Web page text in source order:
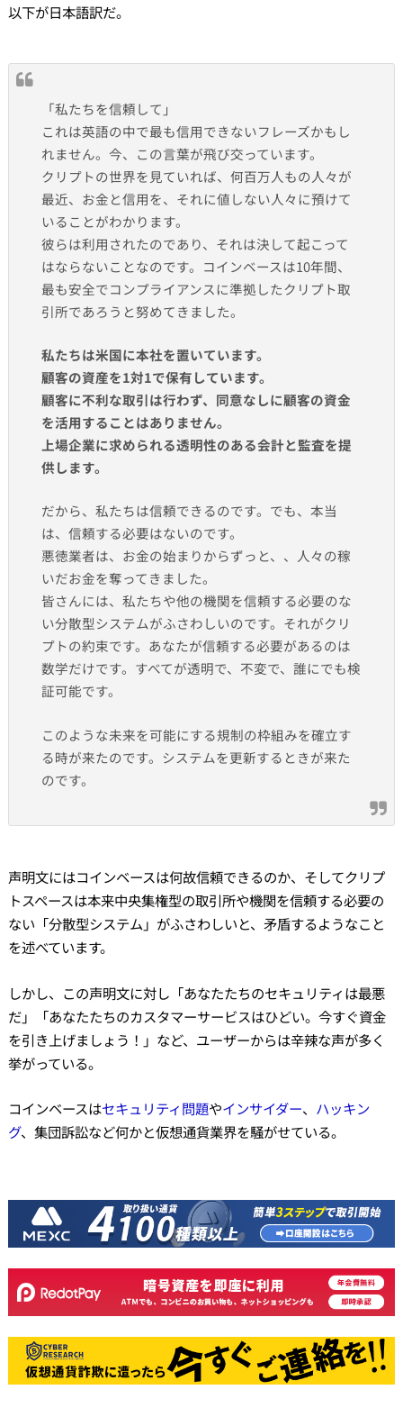
以下が日本語訳だ。
「私たちを信頼して」
これは英語の中で最も信用できないフレーズかもし
れません。今、この言葉が飛び交っています。
クリプトの世界を見ていれば、何百万人もの人々が
最近、お金と信用を、それに値しない人々に預けて
いることがわかります。
彼らは利用されたのであり、それは決して起こって
はならないことなのです。コインベースは10年間、
最も安全でコンプライアンスに準拠したクリプト取
引所であろうと努めてきました。
私たちは米国に本社を置いています。
顧客の資産を1対1で保有しています。
顧客に不利な取引は行わず、同意なしに顧客の資金
を活用することはありません。
上場企業に求められる透明性のある会計と監査を提
供します。
だから、私たちは信頼できるのです。でも、本当
は、信頼する必要はないのです。
悪徳業者は、お金の始まりからずっと、、人々の稼
いだお金を奪ってきました。
皆さんには、私たちや他の機関を信頼する必要のな
い分散型システムがふさわしいのです。それがクリ
プトの約束です。あなたが信頼する必要があるのは
数学だけです。すべてが透明で、不変で、誰にでも検
証可能です。
このような未来を可能にする規制の枠組みを確立す
る時が来たのです。システムを更新するときが来た
のです。
声明文にはコインベースは何故信頼できるのか、そしてクリプ
トスペースは本来中央集権型の取引所や機関を信頼する必要の
ない「分散型システム」がふさわしいと、矛盾するようなこと
を述べています。
しかし、この声明文に対し「あなたたちのセキュリティは最悪
だ」「あなたたちのカスタマーサービスはひどい。今すぐ資金
を引き上げましょう！」など、ユーザーからは辛辣な声が多く
挙がっている。
コインベースはセキュリティ問題やインサイダー、 ハッキン
グ、集団訴訟など何かと仮想通貨業界を騒がせている。